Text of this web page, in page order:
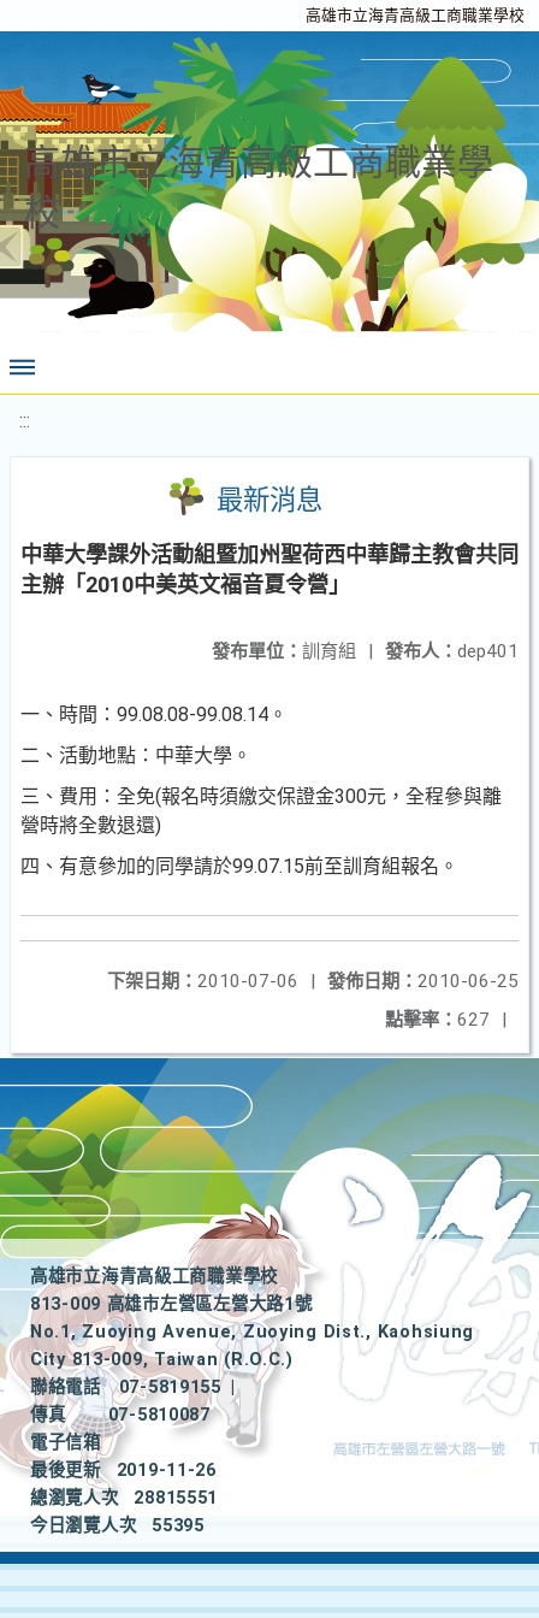
高雄市立海青高級工商職業學校
高雄市立海青高級工商職業學
校
:::
最新消息
中華大學課外活動組暨加州聖荷西中華歸主教會共同
主辦「2010中美英文福音夏令營」
發布人： dep401
發布單位： 訓育組 |
一、時間：99.08.08-99.08.14。
二、活動地點：中華大學。
三、費用：全免(報名時須繳交保證金300元，全程參與離
營時將全數退還)
四、有意參加的同學請於99.07.15前至訓育組報名。
發佈日期： 2010-06-25
下架日期： 2010-07-06
|
點擊率： 627 |
高雄市立海青高級工商職業學校
813-009 高雄市左營區左營大路1號
No.1, Zuoying Avenue, Zuoying Dist., Kaohsiung
City 813-009, Taiwan (R.O.C.)
聯絡電話
07-5819155
|
傳真
07-5810087
電子信箱
最後更新
2019-11-26
總瀏覽人次
28815551
今日瀏覽人次
55395